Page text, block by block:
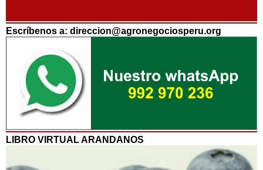
Escríbenos a: direccion@agronegociosperu.org
LIBRO VIRTUAL ARANDANOS